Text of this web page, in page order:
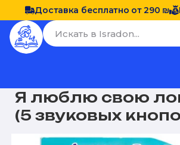
Доставка бесплатно от 290 ₪
Я люблю свою
(5 звуковых